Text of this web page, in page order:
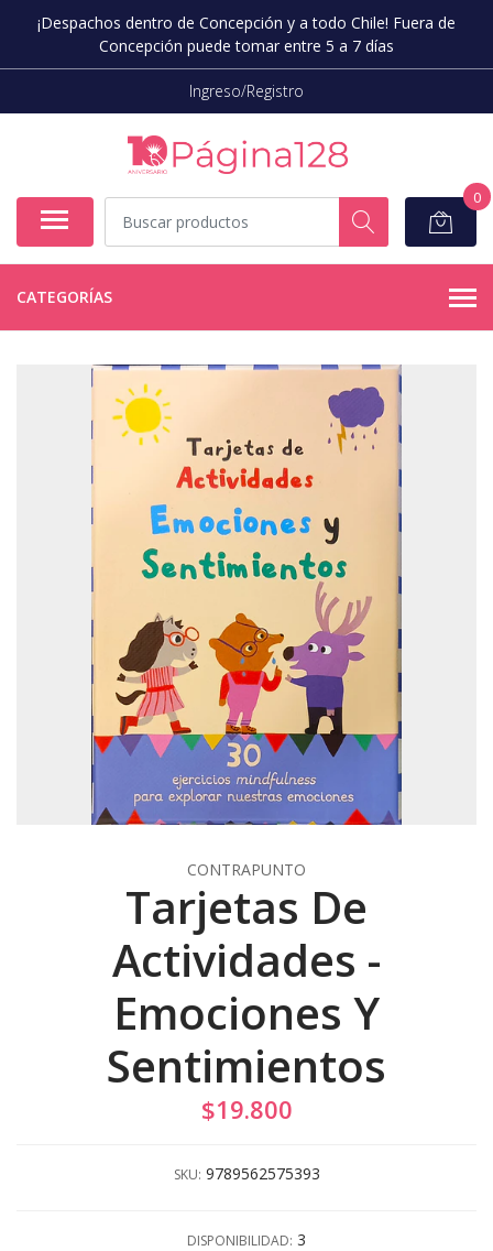
¡Despachos dentro de Concepción y a todo Chile! Fuera de
Concepción puede tomar entre 5 a 7 días
Ingreso/Registro
0
CATEGORÍAS
CONTRAPUNTO
Tarjetas De
Actividades -
Emociones Y
Sentimientos
$19.800
SKU: 9789562575393
DISPONIBILIDAD: 3